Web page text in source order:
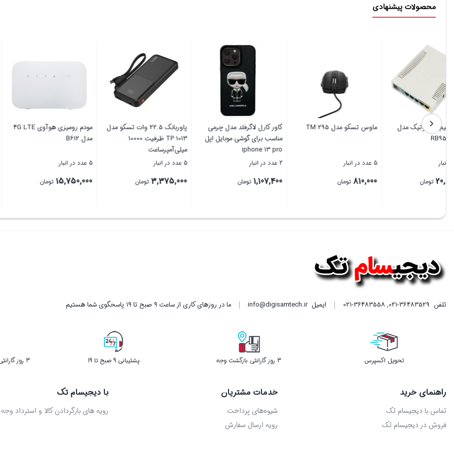
محصولات پیشنهادی
روتر بی سیم میکروتیک مدل
RB951Ui-2HnD
5 عدد در انبار
20,850,000
بستن
ماوس تسکو مدل TM 295
5 عدد در انبار
810,000
بستن
کاور کارل لاگرفلد مدل چرمی
مناسب برای گوشی موبایل اپل
iphone 13 pro
2 عدد در انبار
1,107,400
بستن
پاوربانک 22.5 وات تسکو مدل
میلی‌آمپرساعت
5 عدد در انبار
3,375,000
بستن
5 عدد در انبار
15,750,000
بستن
تلفن 021-36483529
,
021-36483558 ایمیلinfo@digisamtech.ir ما در روزهای کاری از ساعت ۹ صبح تا ۱۹ پاسخگوی شما هستیم
تحویل اکسپرس 3 روز گارانتی بازگشت وجه پشتیبانی 9 صبح تا 19 3 روز گارانتی بازگشت کالا در صورت خرابی
راهنمای خرید
تماس با دیجیسام تک
فروش در دیجیسام تک
خدمات مشتریان
شیوه‌های پرداخت
رویه ارسال سفارش
با دیجیسام تک
رویه های بازگردادن کالا و استرداد وجه